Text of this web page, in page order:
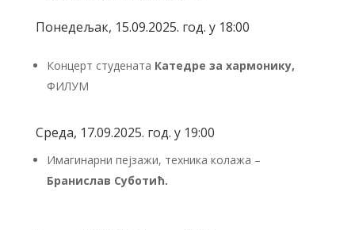
Понедељак, 15.09.2025. год. у 18:00
Концерт студената Катедре за хармонику,
ФИЛУМ
Среда, 17.09.2025. год. у 19:00
Имагинарни пејзажи, техника колажа –
Бранислав Суботић.